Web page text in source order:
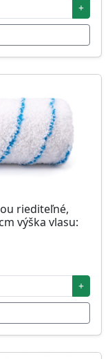
+
riediteľné,
výška vlasu:
+